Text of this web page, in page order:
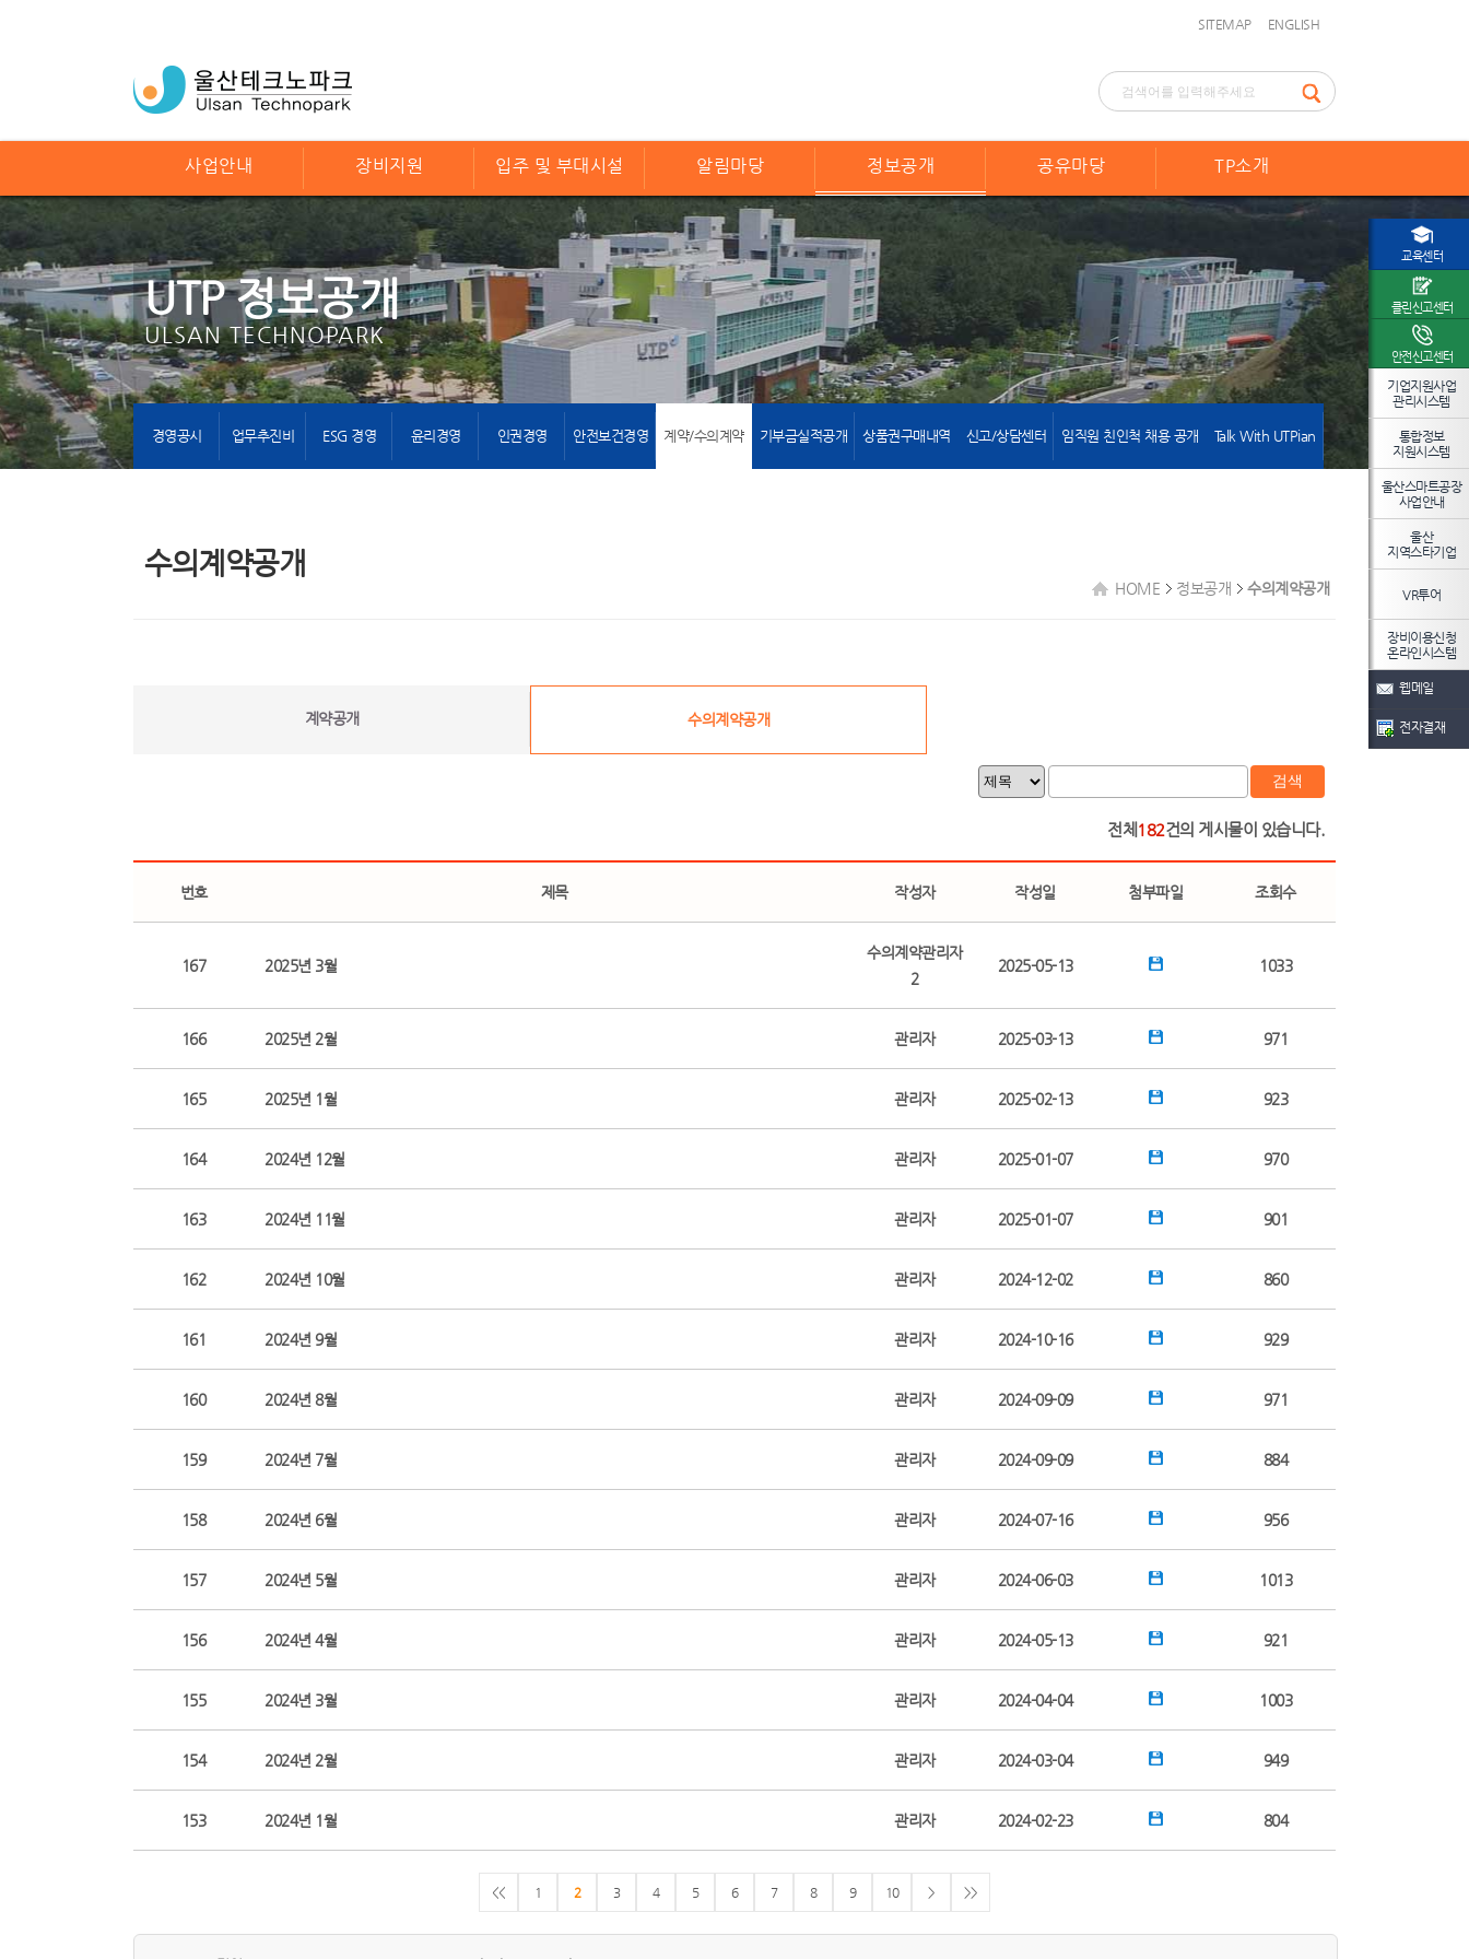
SITEMAP ENGLISH
사업안내 장비지원 입주 및 부대시설 알림마당 정보공개 공유마당 TP소개
UTP 정보공개
ULSAN TECHNOPARK
경영공시 업무추진비 ESG 경영 윤리경영 인권경영 안전보건경영 계약/수의계약 기부금실적공개 상품권구매내역 신고/상담센터 임직원 친인척 채용 공개 Talk With UTPian
수의계약공개
HOME 정보공개 수의계약공개
계약공개 수의계약공개
검색
전체 182건의 게시물이 있습니다.
번호 제목 작성자 작성일 첨부파일 조회수
167 2025년 3월
수의계약관리자
2
2025-05-13 1033
166 2025년 2월 관리자 2025-03-13 971
165 2025년 1월 관리자 2025-02-13 923
164 2024년 12월 관리자 2025-01-07 970
163 2024년 11월 관리자 2025-01-07 901
162 2024년 10월 관리자 2024-12-02 860
161 2024년 9월 관리자 2024-10-16 929
160 2024년 8월 관리자 2024-09-09 971
159 2024년 7월 관리자 2024-09-09 884
158 2024년 6월 관리자 2024-07-16 956
157 2024년 5월 관리자 2024-06-03 1013
156 2024년 4월 관리자 2024-05-13 921
155 2024년 3월 관리자 2024-04-04 1003
154 2024년 2월 관리자 2024-03-04 949
153 2024년 1월 관리자 2024-02-23 804
<< 1 2 3 4 5 6 7 8 9 10 > >>
교육센터
클린신고센터
안전신고센터
기업지원사업
관리시스템
통합정보
지원시스템
울산스마트공장
사업안내
울산
지역스타기업
VR투어
장비이용신청
온라인시스템
웹메일
전자결재